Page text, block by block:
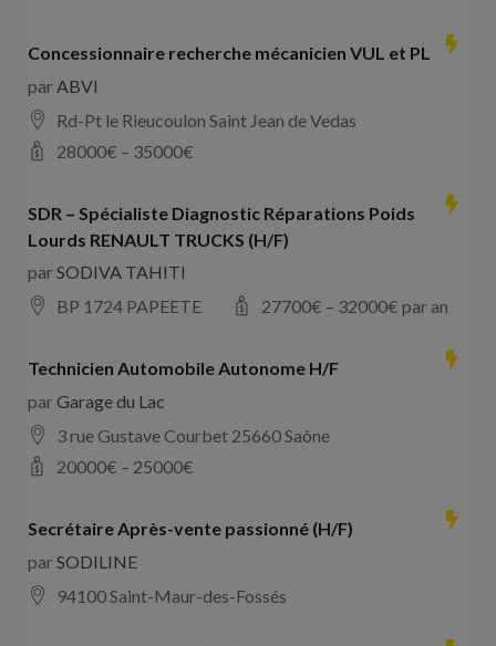
Concessionnaire recherche mécanicien VUL et PL
parABVI
Rd-Pt le Rieucoulon Saint Jean de Vedas
28000€ – 35000€
SDR – Spécialiste Diagnostic Réparations Poids
Lourds RENAULT TRUCKS (H/F)
parSODIVA TAHITI
BP 1724 PAPEETE
27700€ – 32000€ par an
Technicien Automobile Autonome H/F
parGarage du Lac
3 rue Gustave Courbet 25660 Saône
20000€ – 25000€
Secrétaire Après-vente passionné (H/F)
parSODILINE
94100 Saint-Maur-des-Fossés